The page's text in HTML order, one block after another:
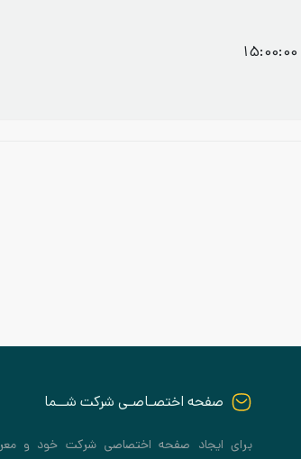
صفحه اختصـاصـی شرکت شــما
برای ایجاد صفحه اختصاصی شرکت خود و